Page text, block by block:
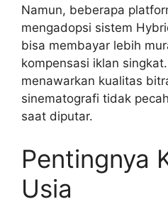
Namun, beberapa
mengadopsi sistem
bisa membayar lebih
kompensasi iklan
menawarkan kualitas
sinematografi tidak
saat diputar.
Pentingnya
Usia